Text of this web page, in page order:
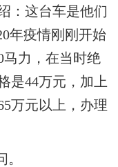
：这台车是他们
年疫情刚刚开始
马力，在当时绝
是44万元，加上
万元以上，办理